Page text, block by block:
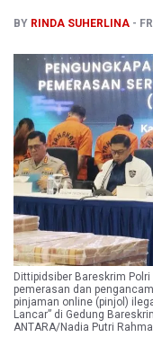
BY RINDA SUHERLINA
Dittipidsiber Bareskrim
pemerasan dan
pinjaman online (pinjol)
Lancar” di Gedung
ANTARA/Nadia Putri